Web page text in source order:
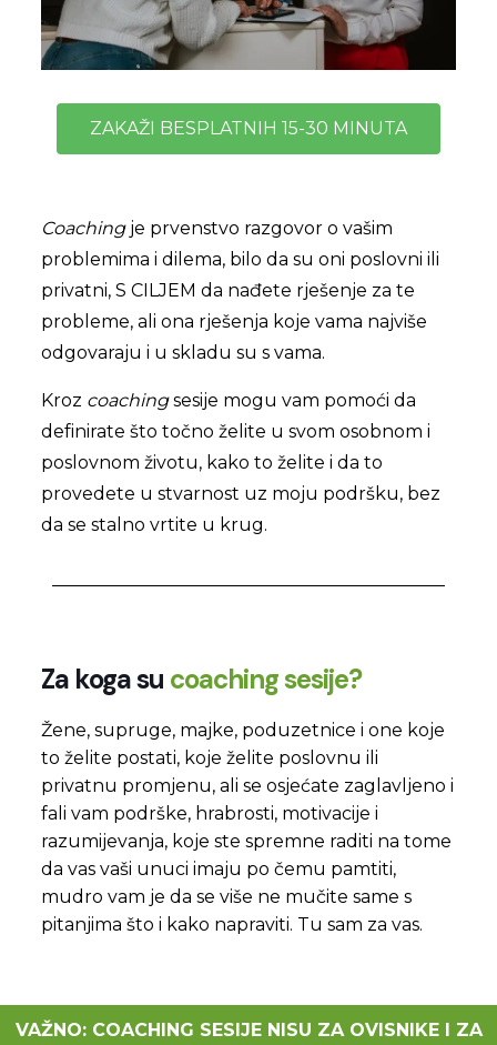
ZAKAŽI BESPLATNIH 15-30 MINUTA
Coachingje prvenstvo razgovor o vašim
problemima i dilema, bilo da su oni poslovni ili
privatni, S CILJEM da nađete rješenje za te
probleme, ali ona rješenja koje vama najviše
odgovaraju i u skladu su s vama.
Kroz coachingsesije mogu vam pomoći da
definirate što točno želite u svom osobnom i
poslovnom životu, kako to želite i da to
provedete u stvarnost uz moju podršku, bez
da se stalno vrtite u krug.
Za koga su coaching sesije?
Žene, supruge, majke, poduzetnice i one koje
to želite postati, koje želite poslovnu ili
privatnu promjenu, ali se osjećate zaglavljeno i
fali vam podrške, hrabrosti, motivacije i
razumijevanja, koje ste spremne raditi na tome
da vas vaši unuci imaju po čemu pamtiti,
mudro vam je da se više ne mučite same s
pitanjima što i kako napraviti. Tu sam za vas.
VAŽNO: COACHING SESIJE NISU ZA OVISNIKE I ZA